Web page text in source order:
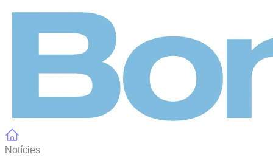
Notícies